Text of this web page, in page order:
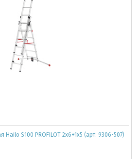
Hailo S100 PROFILOT 2x6+1x5 (арт. 9306-507)